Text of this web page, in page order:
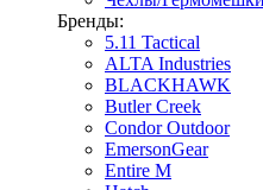
Бренды:
5.11 Tactical
ALTA Industries
BLACKHAWK
Butler Creek
Condor Outdoor
EmersonGear
Entire M